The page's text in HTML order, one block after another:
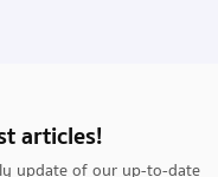
articles!
update of our up-to-date